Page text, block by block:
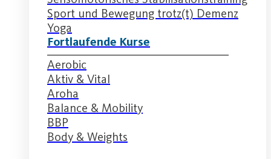
Sport und Bewegung trotz(t) Demenz
Yoga
Fortlaufende Kurse
Aerobic
Aktiv & Vital
Aroha
Balance & Mobility
BBP
Body & Weights